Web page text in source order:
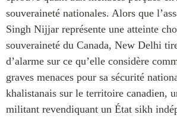
souveraineté nationales. Alors que
Singh Nijjar représente une atteinte
souveraineté du Canada, New Delhi
d’alarme sur ce qu’elle considère
graves menaces pour sa sécurité
khalistanais sur le territoire canadien,
militant revendiquant un État sikh